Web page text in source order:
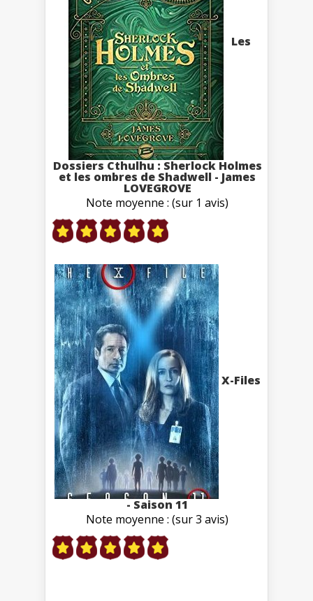
Les
Dossiers Cthulhu : Sherlock Holmes
et les ombres de Shadwell - James
LOVEGROVE
Note moyenne : (sur 1 avis)
X-Files
- Saison 11
Note moyenne : (sur 3 avis)